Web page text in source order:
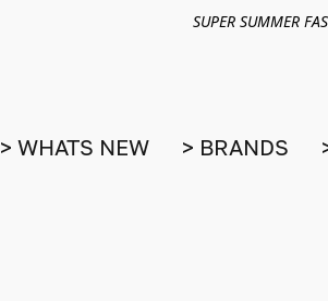
SUPER SUMMER
> WHATS NEW > BRANDS